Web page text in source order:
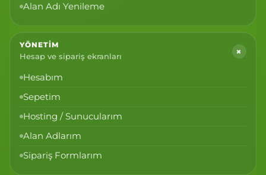
Alan Adı Yenileme
YÖNETIM
Hesap ve sipariş ekranları
+
Hesabım
Sepetim
Hosting / Sunucularım
Alan Adlarım
Sipariş Formlarım